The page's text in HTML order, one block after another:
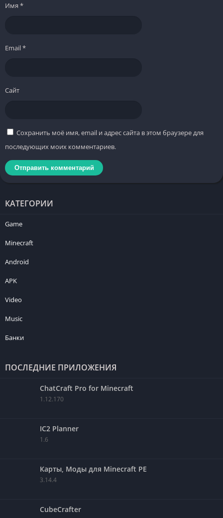
Имя *
Email*
Сайт
Сохранить моё имя, email и адрес сайта в этом браузере для
последующих моих комментариев.
КАТЕГОРИИ
Game
Minecraft
Android
APK
Video
Music
Банки
ПОСЛЕДНИЕ ПРИЛОЖЕНИЯ
ChatCraft Pro for Minecraft
1.12.170
IC2 Planner
1.6
Карты, Моды для Minecraft PE
3.14.4
CubeCrafter